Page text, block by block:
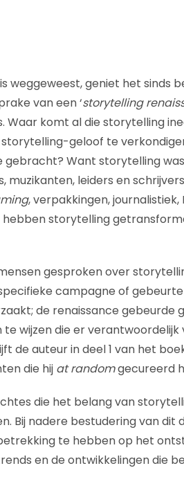
weggeweest, geniet het sinds
van een ‘storytelling
Waar komt al die storytelling
geloof te
Want storytelling
leiders en
, verpakkingen, journalistiek,
hebben storytelling
gesproken over
campagne of
de renaissance gebeurde
wijzen die er verantwoordelijk
de auteur in deel 1 van het
die hij at randomgecureerd
die het belang van
Bij nadere bestudering van dit
te hebben op het
en de ontwikkelingen die